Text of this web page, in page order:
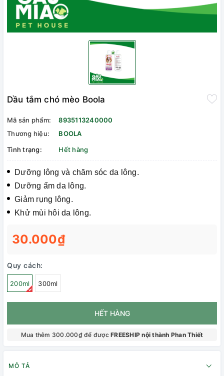
Dầu tắm chó mèo Boola
Mã sản phẩm:
8935113240000
Thương hiệu:
BOOLA
Tình trạng:
Hết hàng
Dưỡng lông và chăm sóc da lông.
Dưỡng ẩm da lông.
Giảm rụng lông.
Khử mùi hôi da lông.
30.000₫
Quy cách:
200ml 300ml
HẾT HÀNG
Mua thêm 300.000₫ để đượcFREESHIP nội thành Phan Thiết
MÔ TẢ